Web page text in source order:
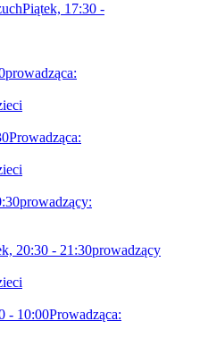
Piątek, 17:30 -
prowadząca:
Prowadząca:
prowadzący:
20:30 - 21:30prowadzący
- 10:00Prowadząca: